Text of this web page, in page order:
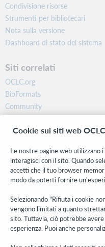
Condivisione risorse
Strumenti per bibliotecari
Nota sulla versione
Dashboard di stato del sistema
Siti correlati
OCLC.org
BibFormats
Community
Ricerca
WebJunction
Stay in the know.
Ricevi gli ultimi aggiornamenti
altro direttamente nella tua
Subscribe now
Cookie sui siti web OCLC
Le nostre pagine web utilizzano
interagisci con il sito. Quando
accetti che il tuo browser
modo da poterti fornire
Selezionando "Rifiuta i cookie
vengono limitati a quanto
sito. Tuttavia, ciò potrebbe
esperienza. Puoi anche